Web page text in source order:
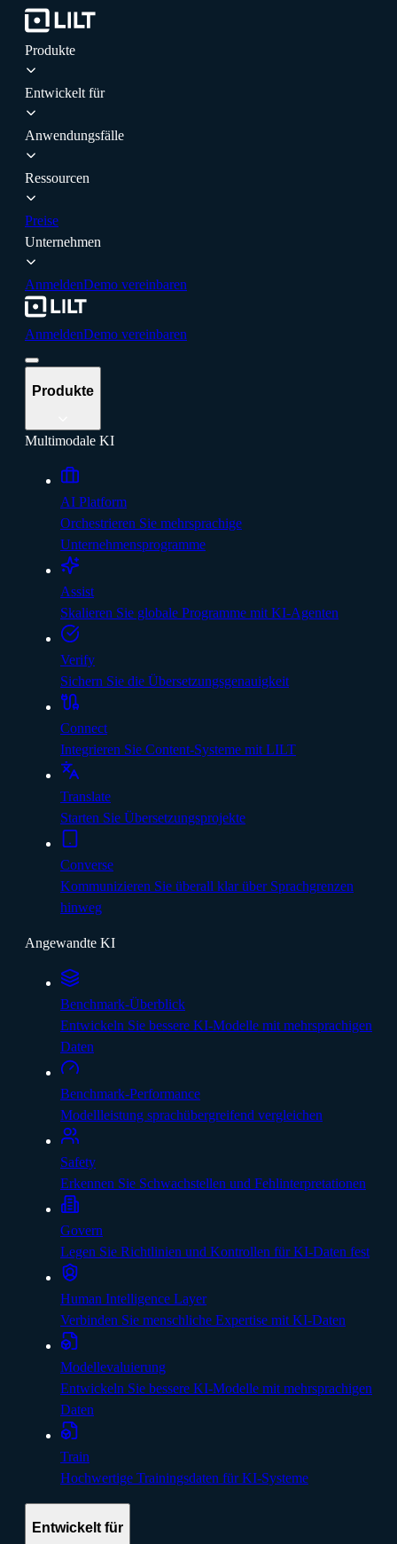
Produkte
Entwickelt für
Anwendungsfälle
Ressourcen
Preise
Unternehmen
AnmeldenDemo vereinbaren
AnmeldenDemo vereinbaren
Produkte
Multimodale KI
AI Platform
Orchestrieren Sie mehrsprachige
Unternehmensprogramme
Assist
Skalieren Sie globale Programme mit KI-Agenten
Verify
Sichern Sie die Übersetzungsgenauigkeit
Connect
Integrieren Sie Content-Systeme mit LILT
Translate
Starten Sie Übersetzungsprojekte
Converse
Kommunizieren Sie überall klar über Sprachgrenzen
hinweg
Angewandte KI
Benchmark-Überblick
Entwickeln Sie bessere KI-Modelle mit mehrsprachigen
Daten
Benchmark-Performance
Modellleistung sprachübergreifend vergleichen
Safety
Erkennen Sie Schwachstellen und Fehlinterpretationen
Govern
Legen Sie Richtlinien und Kontrollen für KI-Daten fest
Human Intelligence Layer
Verbinden Sie menschliche Expertise mit KI-Daten
Modellevaluierung
Entwickeln Sie bessere KI-Modelle mit mehrsprachigen
Daten
Train
Hochwertige Trainingsdaten für KI-Systeme
Entwickelt für